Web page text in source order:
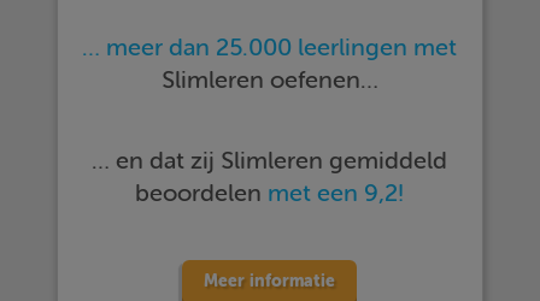
… meer dan 25.000 leerlingen met
Slimleren oefenen…
… en dat zij Slimleren gemiddeld
beoordelen met een 9,2!
Meer informatie